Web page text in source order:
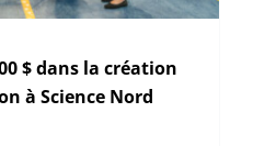
$ dans la création
à Science Nord